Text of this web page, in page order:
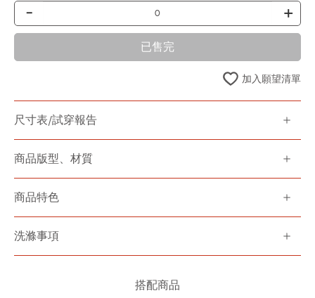
- +
已售完
加入願望清單
尺寸表/試穿報告
商品版型、材質
商品特色
洗滌事項
搭配商品